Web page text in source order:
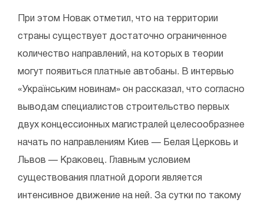
При этом Новак отметил, что на территории
страны существует достаточно ограниченное
количество направлений, на которых в теории
могут появиться платные автобаны. В интервью
«Українським новинам» он рассказал, что согласно
выводам специалистов строительство первых
двух концессионных магистралей целесообразнее
начать по направлениям Киев — Белая Церковь и
Львов — Краковец. Главным условием
существования платной дороги является
интенсивное движение на ней. За сутки по такому